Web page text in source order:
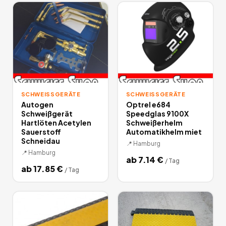
SCHWEISSGERÄTE
Autogen
Schweißgerät
Hartlöten Acetylen
Sauerstoff
Schneidau
📍 Hamburg
ab17.85€ / Tag
SCHWEISSGERÄTE
Optrel e684
Speedglas 9100X
Schweißerhelm
Automatikhelm miet
📍 Hamburg
ab7.14€ / Tag